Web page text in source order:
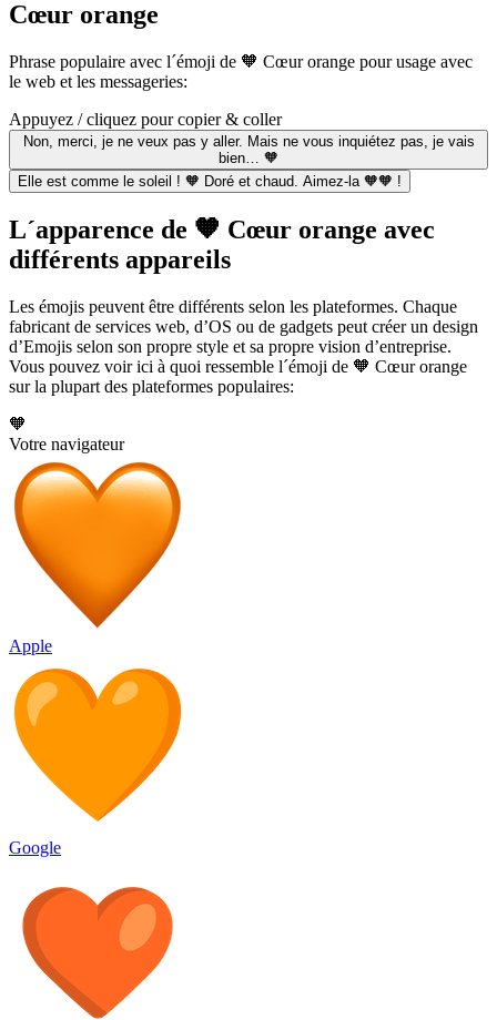
Cœur orange
Phrase populaire avec l´émoji de 🧡 Cœur orange pour usage avec
le web et les messageries:
Appuyez / cliquez pour copier & coller
Non, merci, je ne veux pas y aller. Mais ne vous inquiétez pas, je vais
bien… 🧡
Elle est comme le soleil ! 🧡 Doré et chaud. Aimez-la 🧡🧡 !
L´apparence de 🧡 Cœur orange avec
différents appareils
Les émojis peuvent être différents selon les plateformes. Chaque
fabricant de services web, d’OS ou de gadgets peut créer un design
d’Emojis selon son propre style et sa propre vision d’entreprise.
Vous pouvez voir ici à quoi ressemble l´émoji de 🧡 Cœur orange
sur la plupart des plateformes populaires:
🧡
Votre navigateur
Apple
Google